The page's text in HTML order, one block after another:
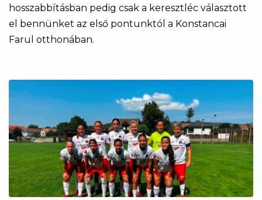
hosszabbításban pedig csak a keresztléc választott
el bennünket az első pontunktól a Konstancai
Farul otthonában.